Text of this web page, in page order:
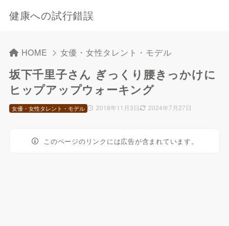
健康への試行錯誤
HOME 女優・女性タレント・モデル
坂下千里子さん ぎっくり腰きっかけに
ヒップアップウォーキング
2018年11月3日 2024年7月27日
女優・女性タレント・モデル
このページのリンクには広告が含まれています。